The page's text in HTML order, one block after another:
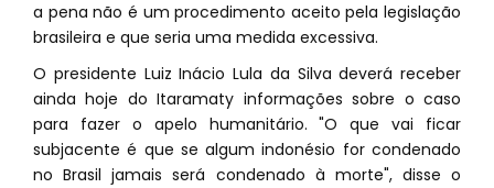
a pena não é um procedimento aceito pela legislação
brasileira e que seria uma medida excessiva.
O presidente Luiz Inácio Lula da Silva deverá receber
ainda hoje do Itaramaty informações sobre o caso
para fazer o apelo humanitário. "O que vai ficar
subjacente é que se algum indonésio for condenado
no Brasil jamais será condenado à morte", disse o